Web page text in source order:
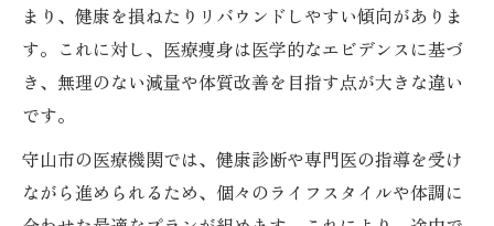
まり、健康を損ねたりリバウンドしやすい傾向がありま
す。これに対し、医療痩身は医学的なエビデンスに基づ
き、無理のない減量や体質改善を目指す点が大きな違い
です。
守山市の医療機関では、健康診断や専門医の指導を受け
ながら進められるため、個々のライフスタイルや体調に